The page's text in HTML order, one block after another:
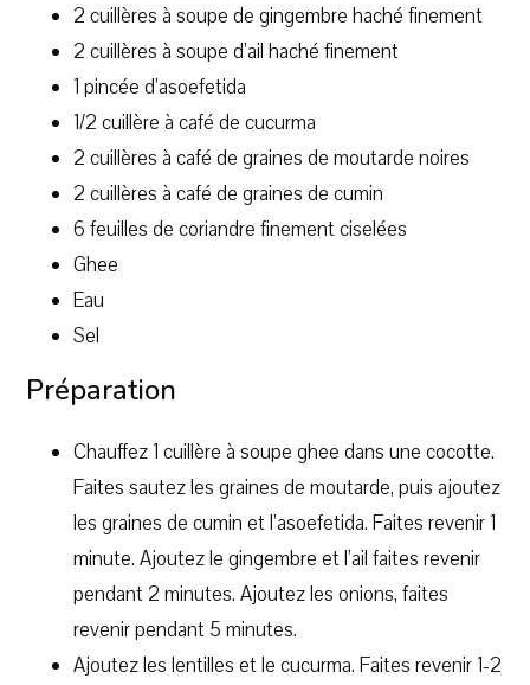
2 cuillères à soupe de gingembre haché finement
2 cuillères à soupe d’ail haché finement
1 pincée d’asoefetida
1/2 cuillère à café de cucurma
2 cuillères à café de graines de moutarde noires
2 cuillères à café de graines de cumin
6 feuilles de coriandre finement ciselées
Ghee
Eau
Sel
Préparation
Chauffez 1 cuillère à soupe ghee dans une cocotte.
Faites sautez les graines de moutarde, puis ajoutez
les graines de cumin et l’asoefetida. Faites revenir 1
minute. Ajoutez le gingembre et l’ail faites revenir
pendant 2 minutes. Ajoutez les onions, faites
revenir pendant 5 minutes.
Ajoutez les lentilles et le cucurma. Faites revenir 1-2